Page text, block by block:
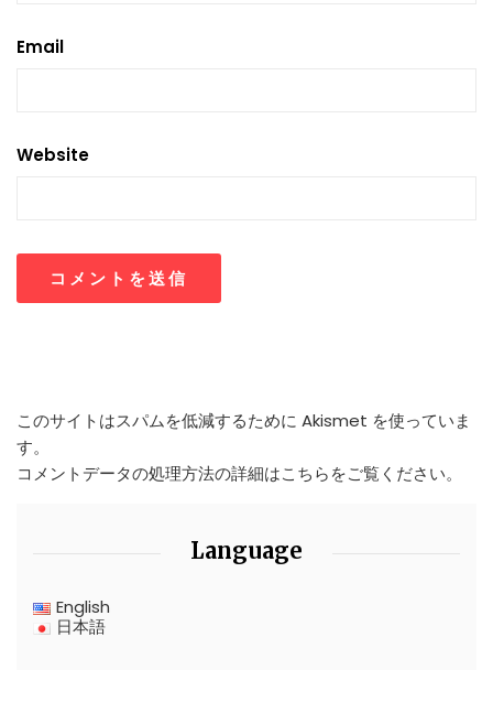
Email
Website
このサイトはスパムを低減するために Akismet を使っていま
す。
コメントデータの処理方法の詳細はこちらをご覧ください。
Language
English
日本語